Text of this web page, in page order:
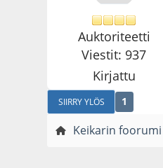
Auktoriteetti
Viestit: 937
Kirjattu
SIIRRY YLÖS 1
Keikarin foorumi